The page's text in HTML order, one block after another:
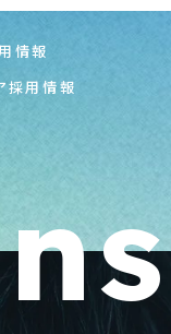
情報
採用情報